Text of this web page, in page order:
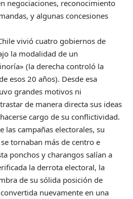
negociaciones, reconocimiento
y algunas concesiones
vivió cuatro gobiernos de
la modalidad de un
(la derecha controló la
esos 20 años). Desde esa
grandes motivos ni
de manera directa sus ideas
cargo de su conflictividad.
las campañas electorales, su
tornaban más de centro e
ponchos y charangos salían a
la derrota electoral, la
de su sólida posición de
nuevamente en una